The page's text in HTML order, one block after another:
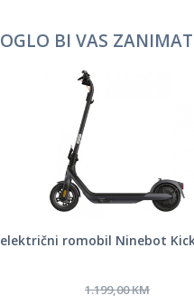
BI VAS
romobil Ninebot
1.199,00 KM